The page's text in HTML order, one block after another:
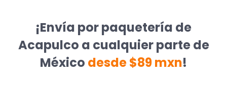
¡Envía por paquetería de
Acapulco a cualquier parte de
México desde $89 mxn!